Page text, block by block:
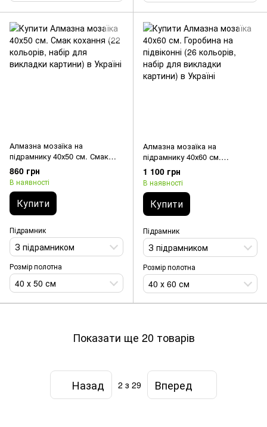
Алмазна мозаїка на
підрамнику 40х50 см. Смак
кохання (22 кольорів, набір
для викладки картини)
860 грн
В наявності
Купити
Підрамник
З підрамником
Розмір полотна
40 х 50 см
Алмазна мозаїка на
підрамнику 40х60 см.
Горобина на підвіконні (26
кольорів, набір для викладки
картини)
1 100 грн
В наявності
Купити
Підрамник
З підрамником
Розмір полотна
40 х 60 см
Показати ще 20 товарів
Назад 2 з 29 Вперед